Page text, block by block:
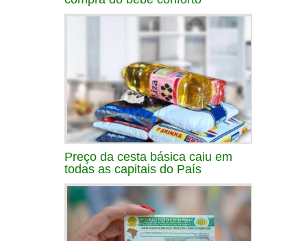
Preço da cesta básica caiu em
todas as capitais do País